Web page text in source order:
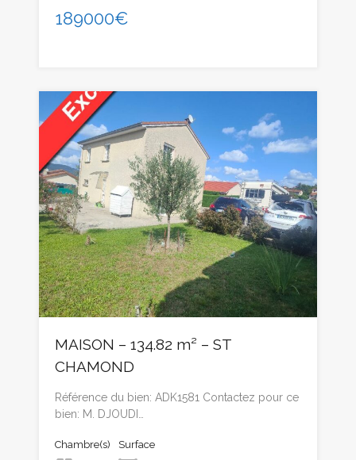
189000€
MAISON – 134.82 m² – ST
CHAMOND
Référence du bien: ADK1581 Contactez pour ce
bien: M. DJOUDI…
Chambre(s)
Surface